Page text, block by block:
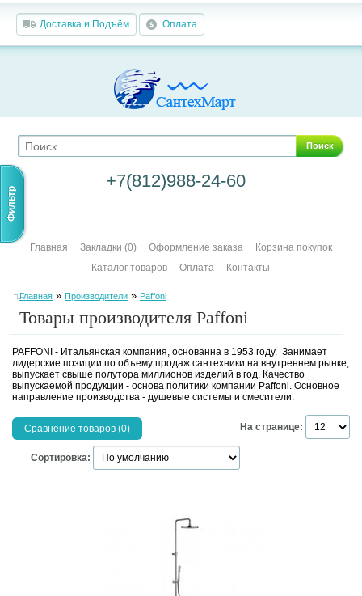
Доставка и Подъём Оплата
Поиск
+7(812)988-24-60
Главная Закладки (0) Оформление заказа
Корзина покупок
Каталог товаров
Оплата Контакты
Главная» Производители» Paffoni
Товары производителя Paffoni
Фильтр
PAFFONI - Итальянская компания, основанна в 1953 году. Занимает
лидерские позиции по объему продаж сантехники на внутреннем рынке,
выпускает свыше полутора миллионов изделий в год. Качество
выпускаемой продукции - основа политики компании Paffoni. Основное
направление производства - душевые системы и смесители.
На странице:
Сравнение товаров (0)
Сортировка: